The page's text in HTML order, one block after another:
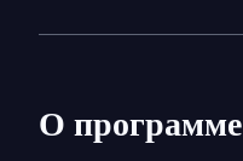
О программе